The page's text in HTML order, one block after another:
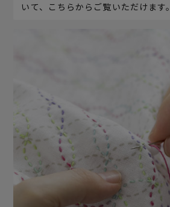
いて、こちらからご覧いただけます。